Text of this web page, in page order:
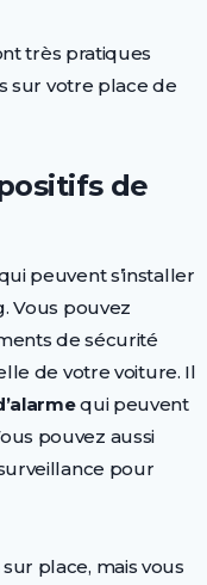
très pratiques
sur votre place de
de
peuvent s’installer
Vous pouvez
de sécurité
de votre voiture. Il
qui peuvent
pouvez aussi
pour
place, mais vous